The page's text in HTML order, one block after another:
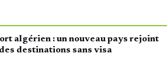
algérien : un nouveau pays rejoint
destinations sans visa